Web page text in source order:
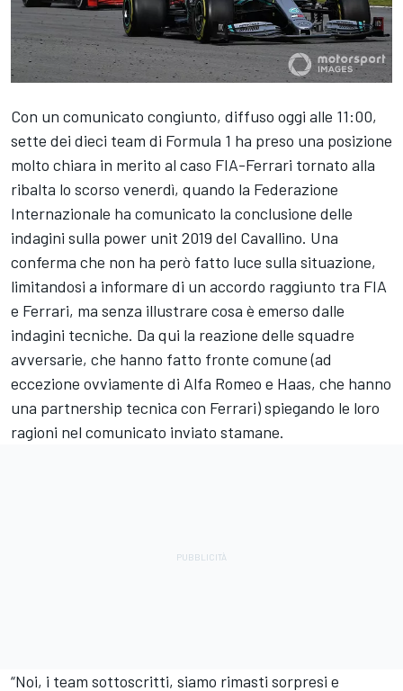
Con un comunicato congiunto, diffuso oggi alle 11:00,
sette dei dieci team di Formula 1 ha preso una posizione
molto chiara in merito al caso FIA-Ferrari tornato alla
ribalta lo scorso venerdì, quando la Federazione
Internazionale ha comunicato la conclusione delle
indagini sulla power unit 2019 del Cavallino. Una
conferma che non ha però fatto luce sulla situazione,
limitandosi a informare di un accordo raggiunto tra FIA
e Ferrari, ma senza illustrare cosa è emerso dalle
indagini tecniche. Da qui la reazione delle squadre
avversarie, che hanno fatto fronte comune (ad
eccezione ovviamente di Alfa Romeo e Haas, che hanno
una partnership tecnica con Ferrari) spiegando le loro
ragioni nel comunicato inviato stamane.
“Noi, i team sottoscritti, siamo rimasti sorpresi e